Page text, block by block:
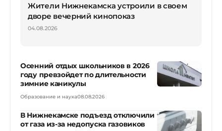
Жители Нижнекамска устроили в своем
дворе вечерний кинопоказ
04.08.2026
Осенний отдых школьников в 2026
году превзойдет по длительности
зимние каникулы
Образование и наука08.08.2026
В Нижнекамске подъезд отключили
от газа из-за недопуска газовиков